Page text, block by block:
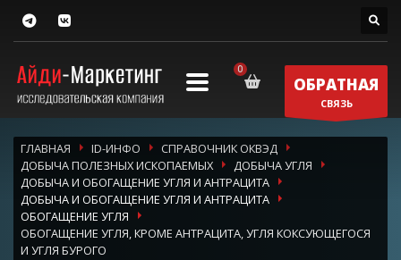
ОБРАТНАЯ
СВЯЗЬ
ГЛАВНАЯ ID-ИНФО
СПРАВОЧНИК ОКВЭД
ДОБЫЧА ПОЛЕЗНЫХ ИСКОПАЕМЫХ
ДОБЫЧА УГЛЯ
ДОБЫЧА И ОБОГАЩЕНИЕ УГЛЯ И АНТРАЦИТА
ДОБЫЧА И ОБОГАЩЕНИЕ УГЛЯ И АНТРАЦИТА
ОБОГАЩЕНИЕ УГЛЯ
ОБОГАЩЕНИЕ УГЛЯ, КРОМЕ АНТРАЦИТА, УГЛЯ КОКСУЮЩЕГОСЯ
И УГЛЯ БУРОГО